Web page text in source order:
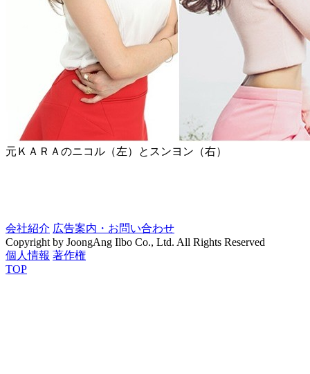
元ＫＡＲＡのニコル（左）とスンヨン（右）
会社紹介 広告案内・お問い合わせ
Copyright by JoongAng Ilbo Co., Ltd. All Rights Reserved
個人情報 著作権
TOP